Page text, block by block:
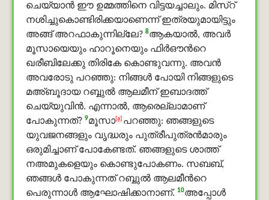
ചെയ്യാൻ ഈ ഉമ്മത്തിനെ വിട്ടയച്ചാലും. മിസ്റ്
നശിച്ചുകൊണ്ടിരിക്കയാണെന്ന് ഇത്രയുമായിട്ടും
അങ്ങ് അറഫാകുന്നില്ലേ? 8ആകയാല്‍, അവര്‍
മൂസായെയും ഹാറൂനെയും ഫിർഔന്‍റെ
ഖരീബിലേക്കു തിരികേ കൊണ്ടുവന്നു. അവന്‍
അവരോടു പറഞ്ഞു: നിങ്ങള്‍ പോയി നിങ്ങളുടെ
മഅ്ബൂദായ റബ്ബുൽ ആലമീന് ഇബാദത്ത്
ചെയ്യുവിൻ. എന്നാല്‍, ആരെല്ലാമാണ്
പോകുന്നത്? 9മൂസാ[a] പറഞ്ഞു: ഞങ്ങളുടെ
യുവജനങ്ങളും വൃദ്ധരും പുത്രീപുത്രന്‍മാരും
ഒരുമിച്ചാണ് പോകേണ്ടത്. ഞങ്ങളുടെ ശാത്ത്
നഅമുകളെയും കൊണ്ടുപോകണം. സബബ്,
ഞങ്ങള്‍ പോകുന്നത് റബ്ബുൽ ആലമീന്‍റെ
പെരുന്നാൾ ആഘോഷിക്കാനാണ്. 10അപ്പോള്‍